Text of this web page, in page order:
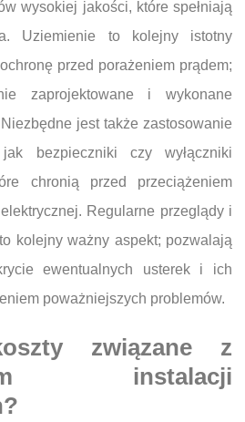
wysokiej jakości, które spełniają
Uziemienie to kolejny istotny
przed porażeniem prądem;
zaprojektowane i wykonane
jest także zastosowanie
bezpieczniki czy wyłączniki
chronią przed przeciążeniem
Regularne przeglądy i
kolejny ważny aspekt; pozwalają
ewentualnych usterek i ich
poważniejszych problemów.
związane z
instalacji